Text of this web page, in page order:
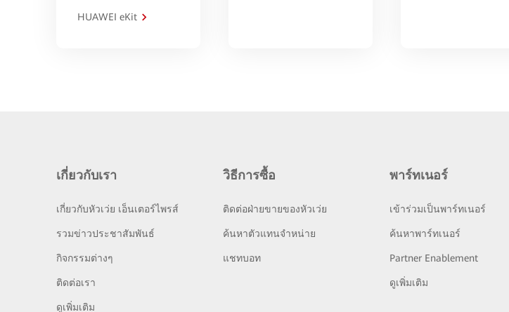
HUAWEI eKit
เกี่ยวกับเรา
เกี่ยวกับหัวเว่ย เอ็นเตอร์ไพรส์
รวมข่าวประชาสัมพันธ์
กิจกรรมต่างๆ
ติดต่อเรา
ดูเพิ่มเติม
วิธีการซื้อ
ติดต่อฝ่ายขายของหัวเว่ย
ค้นหาตัวแทนจำหน่าย
แชทบอท
พาร์ทเนอร์
เข้าร่วมเป็นพาร์ทเนอร์
ค้นหาพาร์ทเนอร์
Partner Enablement
ดูเพิ่มเติม